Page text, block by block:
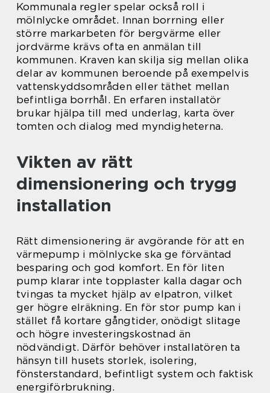
Kommunala regler spelar också roll i
mölnlycke området. Innan borrning eller
större markarbeten för bergvärme eller
jordvärme krävs ofta en anmälan till
kommunen. Kraven kan skilja sig mellan olika
delar av kommunen beroende på exempelvis
vattenskyddsområden eller täthet mellan
befintliga borrhål. En erfaren installatör
brukar hjälpa till med underlag, karta över
tomten och dialog med myndigheterna.
Vikten av rätt
dimensionering och trygg
installation
Rätt dimensionering är avgörande för att en
värmepump i mölnlycke ska ge förväntad
besparing och god komfort. En för liten
pump klarar inte topplaster kalla dagar och
tvingas ta mycket hjälp av elpatron, vilket
ger högre elräkning. En för stor pump kan i
stället få kortare gångtider, onödigt slitage
och högre investeringskostnad än
nödvändigt. Därför behöver installatören ta
hänsyn till husets storlek, isolering,
fönsterstandard, befintligt system och faktisk
energiförbrukning.